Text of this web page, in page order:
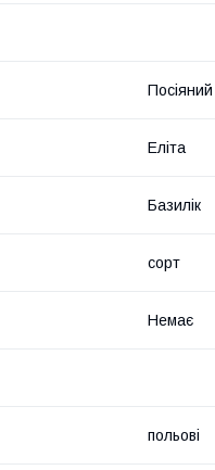
Еліта
Базилік
сорт
Немає
польові